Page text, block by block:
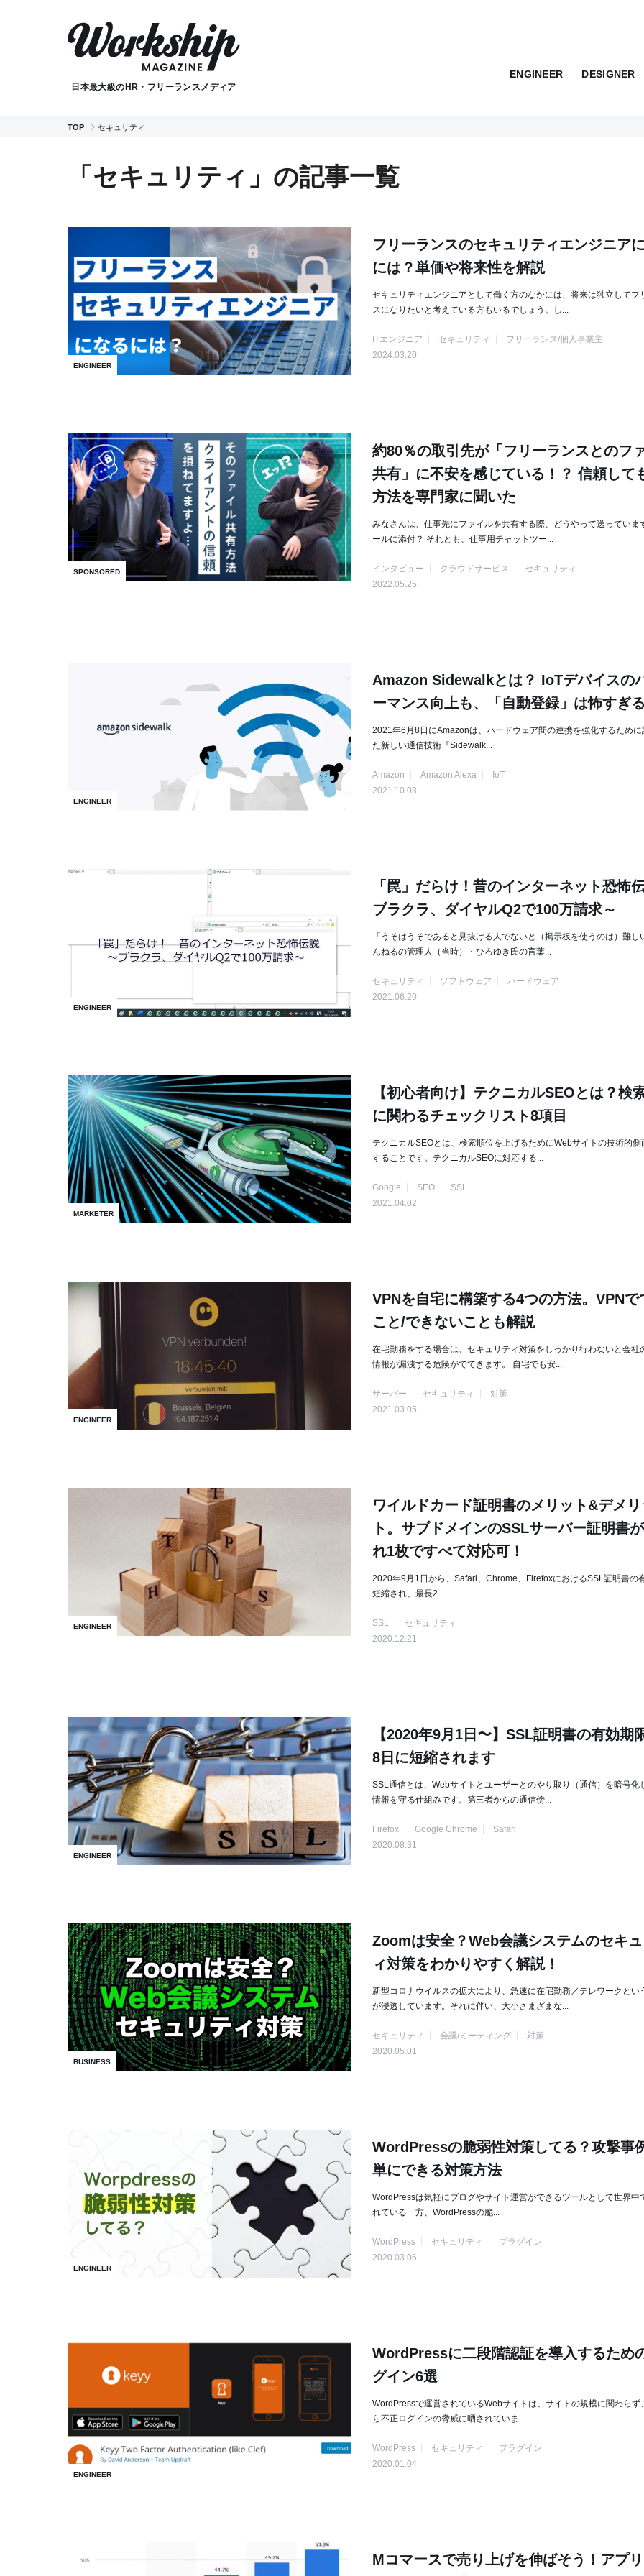
日本最大級のHR・フリーランスメディア
ENGINEER DESIGNER
TOP セキュリティ
「セキュリティ」の記事一覧
ENGINEER
フリーランスのセキュリティエンジニア
には？単価や将来性を解説
セキュリティエンジニアとして働く方のなかには、将来は独立してフ
スになりたいと考えている方もいるでしょう。し...
ITエンジニア セキュリティ
フリーランス/個人事業主
2024.03.20
SPONSORED
約80％の取引先が「フリーランスとのフ
共有」に不安を感じている！？ 信頼して
方法を専門家に聞いた
みなさんは、仕事先にファイルを共有する際、どうやって送っていま
ールに添付？ それとも、仕事用チャットツー...
インタビュー クラウドサービス
セキュリティ
2022.05.25
ENGINEER
Amazon Sidewalkとは？ IoTデバイスの
ーマンス向上も、「自動登録」は怖すぎる
2021年6月8日にAmazonは、ハードウェア間の連携を強化するために
た新しい通信技術『Sidewalk...
Amazon Amazon Alexa
IoT
2021.10.03
ENGINEER
「罠」だらけ！昔のインターネット恐怖
ブラクラ、ダイヤルQ2で100万請求～
「うそはうそであると見抜ける人でないと（掲示板を使うのは）難し
んねるの管理人（当時）・ひろゆき氏の言葉...
セキュリティ ソフトウェア
ハードウェア
2021.06.20
MARKETER
【初心者向け】テクニカルSEOとは？検
に関わるチェックリスト8項目
テクニカルSEOとは、検索順位を上げるためにWebサイトの技術的側
することです。テクニカルSEOに対応する...
Google SEO
SSL
2021.04.02
ENGINEER
VPNを自宅に構築する4つの方法。VPNで
こと/できないことも解説
在宅勤務をする場合は、セキュリティ対策をしっかり行わないと会社
情報が漏洩する危険がでてきます。 自宅でも安...
サーバー セキュリティ
対策
2021.03.05
ENGINEER
ワイルドカード証明書のメリット&デメリ
ト。サブドメインのSSLサーバー証明書
れ1枚ですべて対応可！
2020年9月1日から、Safari、Chrome、FirefoxにおけるSSL証明書の
短縮され、最長2...
SSL
セキュリティ
2020.12.21
ENGINEER
【2020年9月1日〜】SSL証明書の有効期
8日に短縮されます
SSL通信とは、Webサイトとユーザーとのやり取り（通信）を暗号化
情報を守る仕組みです。第三者からの通信傍...
Firefox Google Chrome
Safari
2020.08.31
BUSINESS
Zoomは安全？Web会議システムのセキ
ィ対策をわかりやすく解説！
新型コロナウイルスの拡大により、急速に在宅勤務／テレワークとい
が浸透しています。それに伴い、大小さまざまな...
セキュリティ 会議/ミーティング
対策
2020.05.01
ENGINEER
WordPressの脆弱性対策してる？攻撃事
単にできる対策方法
WordPressは気軽にブログやサイト運営ができるツールとして世界中
れている一方、WordPressの脆...
WordPress セキュリティ
プラグイン
2020.03.06
ENGINEER
WordPressに二段階認証を導入するため
グイン6選
WordPressで運営されているWebサイトは、サイトの規模に関わらず
ら不正ログインの脅威に晒されていま...
WordPress セキュリティ
プラグイン
2020.01.04
Mコマースで売り上げを伸ばそう！アプ